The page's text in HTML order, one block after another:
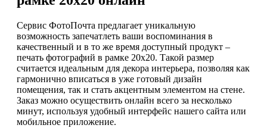
Сервис ФотоПочта предлагает уникальную
возможность запечатлеть ваши воспоминания в
качественный и в то же время доступный продукт –
печать фотографий в рамке 20х20. Такой размер
считается идеальным для декора интерьера, позволяя как
гармонично вписаться в уже готовый дизайн
помещения, так и стать акцентным элементом на стене.
Заказ можно осуществить онлайн всего за несколько
минут, используя удобный интерфейс нашего сайта или
мобильное приложение.